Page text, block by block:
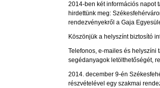
2014-ben két információs napot
hirdettünk meg:
rendezvényekről a Gaja
Köszönjük a helyszínt biztosító
Telefonos, e-mailes és helyszíni
segédanyagok letölthetőségét,
2014. december 9-én
részvételével egy szakmai